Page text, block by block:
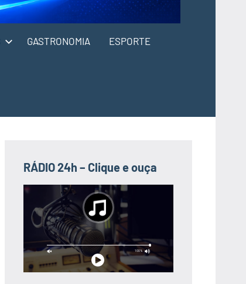
GASTRONOMIA ESPORTE
RÁDIO 24h – Clique e ouça